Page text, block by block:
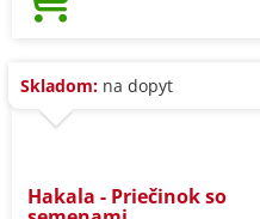
Skladom: na dopyt
Hakala - Priečinok so